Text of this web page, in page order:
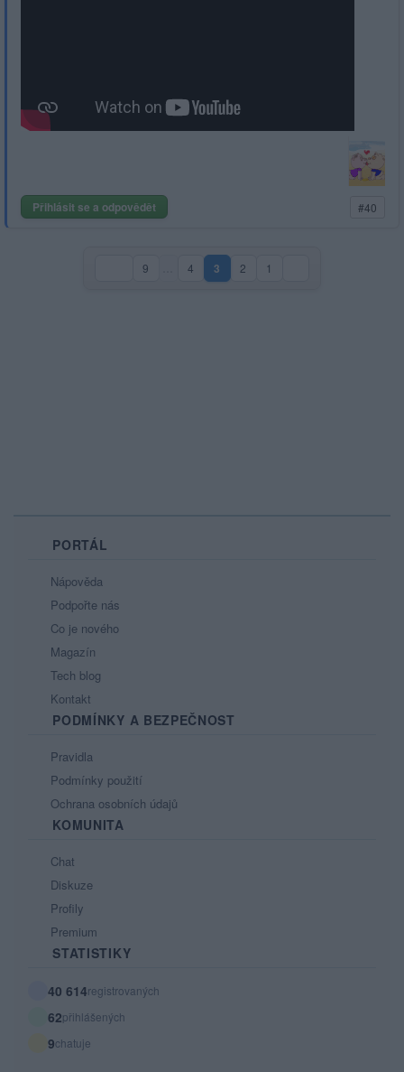
Přihlásit se a odpovědět #40
9 4 3(aktuální strana)
2 1
PORTÁL
Nápověda
Podpořte nás
Co je nového
Magazín
Tech blog
Kontakt
PODMÍNKY A BEZPEČNOST
Pravidla
Podmínky použití
Ochrana osobních údajů
KOMUNITA
Chat
Diskuze
Profily
Premium
STATISTIKY
40 614registrovaných
62přihlášených
9chatuje